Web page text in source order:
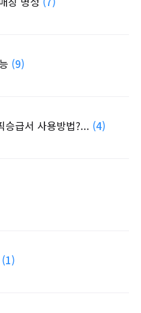
(9)
승급서 사용방법?... (4)
(1)